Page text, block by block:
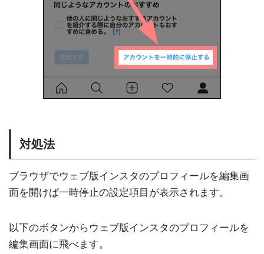
対処法
ブラウザでウェブ版インスタのプロフィールを編集画
面を開けば一時停止の設定項目が表示されます。
以下のボタンからウェブ版インスタのプロフィールを
編集画面に飛べます。